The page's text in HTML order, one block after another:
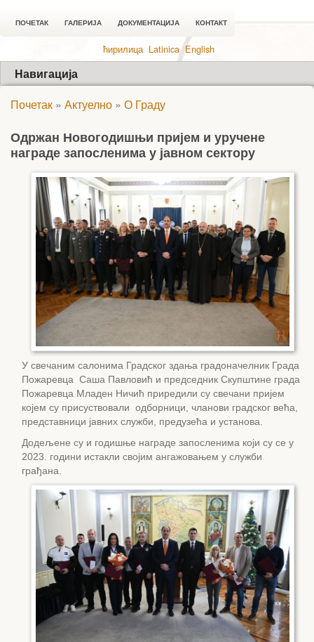
ПОЧЕТАК ГАЛЕРИЈА ДОКУМЕНТАЦИЈА КОНТАКТ
ћирилица Latinica English
Навигација
Почетак » Актуелно » О Граду
Одржан Новогодишњи пријем и уручене
награде запосленима у јавном сектору
У свечаним салонима Градског здања градоначелник Града
Пожаревца Саша Павловић и председник Скупштине града
Пожаревца Младен Ничић приредили су свечани пријем
којем су присуствовали одборници, чланови градског већа,
представници јавних служби, предузећа и установа.
Додељене су и годишње награде запосленима који су се у
2023. години истакли својим ангажовањем у служби
грађана.